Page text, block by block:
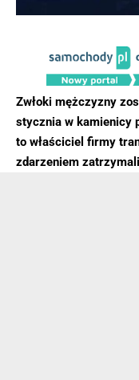
Zwłoki mężczyzny
stycznia w kamienicy
to właściciel firmy
zdarzeniem